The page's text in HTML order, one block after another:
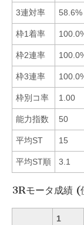
3連対率 58.6%
枠1着率
枠2連率
枠3連率
枠別コ率 1.00
能力指数 50
平均ST 15
平均ST順 3.1
3Rモータ成績
1